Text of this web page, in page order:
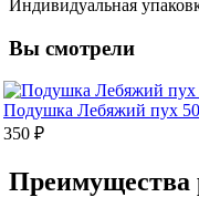
Индивидуальная
Вы смотрели
Подушка Лебяжий пух
350 ₽
Преимущества